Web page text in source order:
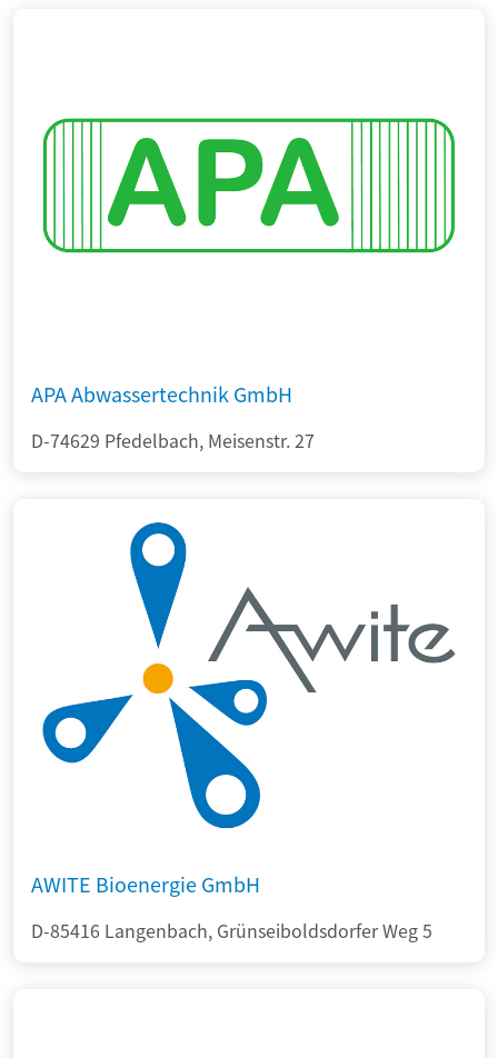
APA Abwassertechnik GmbH
D-74629 Pfedelbach, Meisenstr. 27
AWITE Bioenergie GmbH
D-85416 Langenbach, Grünseiboldsdorfer Weg 5